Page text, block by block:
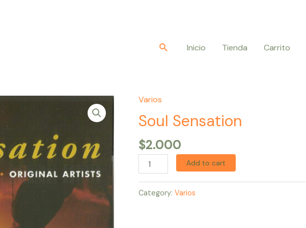
BuscarInicio Tienda Carrito
Varios
Soul Sensation
$2.000
Soul
Sensation
quantity
Add to cart
Category: Varios